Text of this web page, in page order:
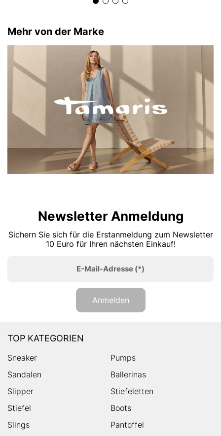
Mehr von der Marke
Newsletter Anmeldung
Sichern Sie sich für die Erstanmeldung zum Newsletter
10 Euro für Ihren nächsten Einkauf!
E-Mail-Adresse (*)
Anmelden
TOP KATEGORIEN
Sneaker
Pumps
Sandalen
Ballerinas
Slipper
Stiefeletten
Stiefel
Boots
Slings
Pantoffel